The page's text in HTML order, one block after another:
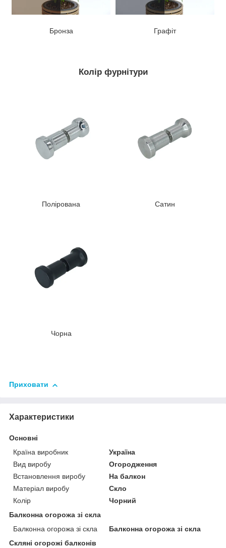
Бронза Графіт
Колір фурнітури
Полірована Сатин
Чорна
Приховати
Характеристики
Основні
Країна виробник
Україна
Вид виробу
Огородження
Встановлення виробу
На балкон
Матеріал виробу
Скло
Колір
Чорний
Балконна огорожа зі скла
Балконна огорожа зі скла
Балконна огорожа зі скла
Скляні огорожі балконів